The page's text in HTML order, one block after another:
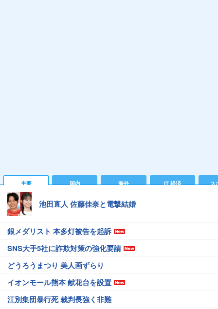
主要 国内 海外 IT 経済 ス
池田直人 佐藤佳奈と電撃結婚
銀メダリスト 本多灯被告を起訴
SNS大手5社に詐欺対策の強化要請
どうろうまつり 美人画ずらり
イオンモール熊本 献花台を設置
江別集団暴行死 裁判長強く非難